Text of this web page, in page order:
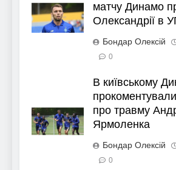
матчу Динамо
Олександрії в
Бондар Олексій
0
В київському
про травму
Ярмоленка
Бондар Олексій
0